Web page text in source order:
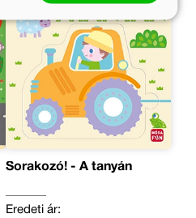
Sorakozó! - A tanyán
Eredeti ár: